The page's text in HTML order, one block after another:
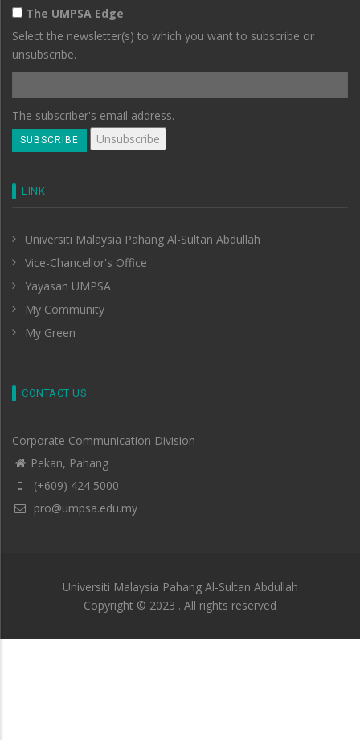
The UMPSA Edge
Select the newsletter(s) to which you want to subscribe or
unsubscribe.
The subscriber's email address.
LINK
Universiti Malaysia Pahang Al-Sultan Abdullah
Vice-Chancellor's Office
Yayasan UMPSA
My Community
My Green
CONTACT US
Corporate Communication Division
Pekan, Pahang
(+609) 424 5000
pro@umpsa.edu.my
Universiti Malaysia Pahang Al-Sultan Abdullah
Copyright © 2023 . All rights reserved